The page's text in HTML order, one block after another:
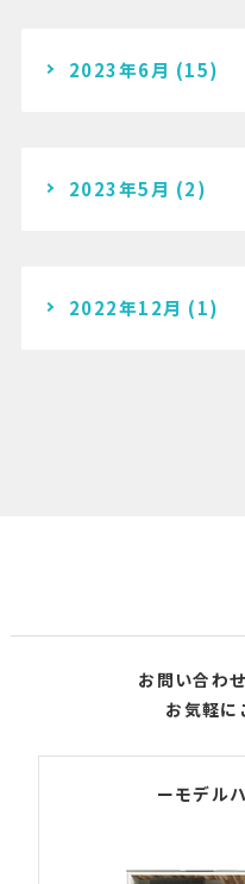
2023年6月 (15)
2023年5月 (2)
2022年12月 (1)
お問い合わ
お気軽に
ーモデル